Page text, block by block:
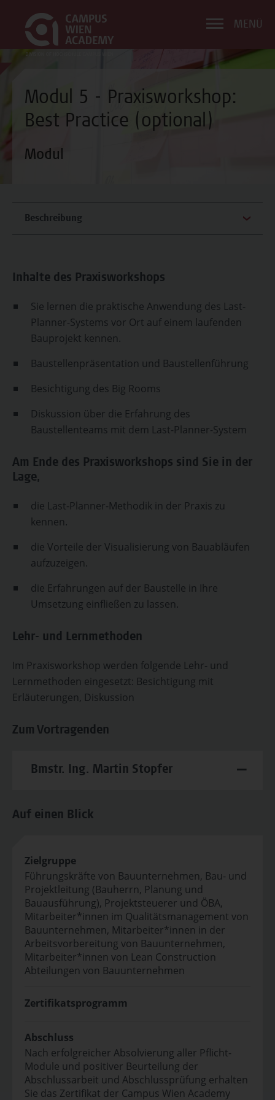
MENÜ
Modul 5 - Praxisworkshop:
Best Practice (optional)
Modul
Beschreibung
Inhalte des Praxisworkshops
Sie lernen die praktische Anwendung des Last-
Planner-Systems vor Ort auf einem laufenden
Bauprojekt kennen.
Baustellenpräsentation und Baustellenführung
Besichtigung des Big Rooms
Diskussion über die Erfahrung des
Baustellenteams mit dem Last-Planner-System
Am Ende des Praxisworkshops sind Sie in der
Lage,
die Last-Planner-Methodik in der Praxis zu
kennen.
die Vorteile der Visualisierung von Bauabläufen
aufzuzeigen.
die Erfahrungen auf der Baustelle in Ihre
Umsetzung einfließen zu lassen.
Lehr- und Lernmethoden
Im Praxisworkshop werden folgende Lehr- und
Lernmethoden eingesetzt: Besichtigung mit
Erläuterungen, Diskussion
Zum Vortragenden
Bmstr. Ing. Martin Stopfer
Auf einen Blick
Zielgruppe
Führungskräfte von Bauunternehmen, Bau- und
Projektleitung (Bauherrn, Planung und
Bauausführung), Projektsteuerer und ÖBA,
Mitarbeiter*innen im Qualitätsmanagement von
Bauunternehmen, Mitarbeiter*innen in der
Arbeitsvorbereitung von Bauunternehmen,
Mitarbeiter*innen von Lean Construction
Abteilungen von Bauunternehmen
Zertifikatsprogramm
Abschluss
Nach erfolgreicher Absolvierung aller Pflicht-
Module und positiver Beurteilung der
Abschlussarbeit und Abschlussprüfung erhalten
Sie das Zertifikat der Campus Wien Academy